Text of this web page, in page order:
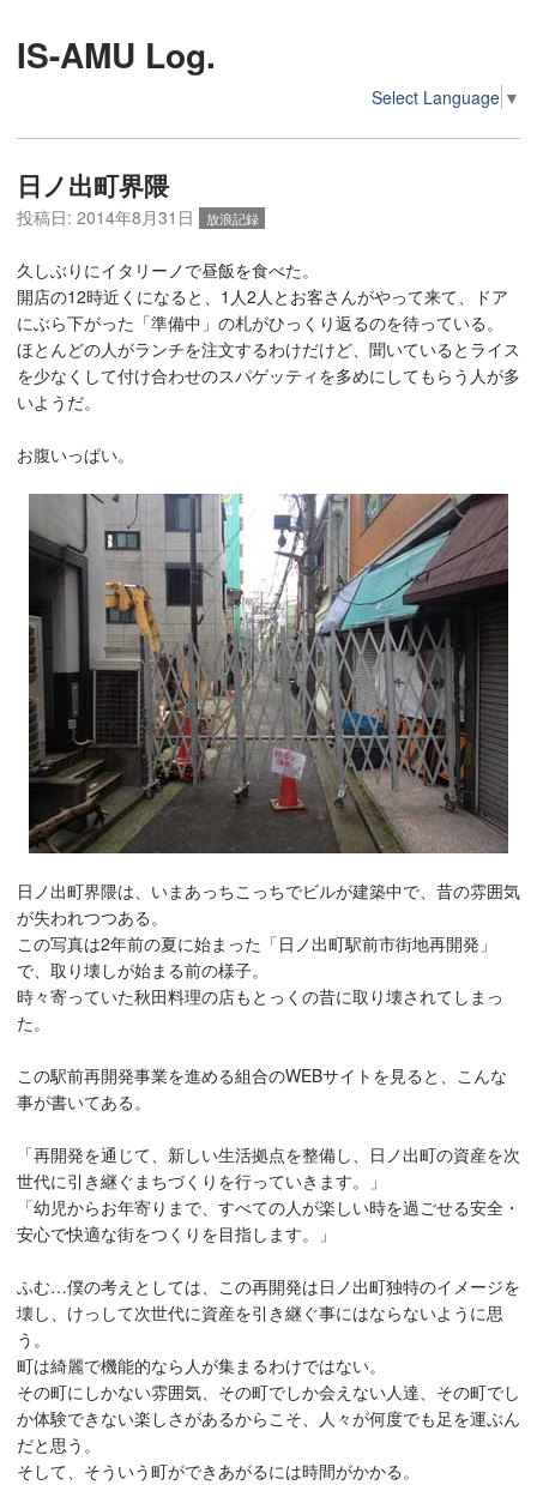
IS-AMU Log.
Select Language ▼
日ノ出町界隈
投稿日: 2014年8月31日 放浪記録
久しぶりにイタリーノで昼飯を食べた。
開店の12時近くになると、1人2人とお客さんがやって来て、ドア
にぶら下がった「準備中」の札がひっくり返るのを待っている。
ほとんどの人がランチを注文するわけだけど、聞いているとライス
を少なくして付け合わせのスパゲッティを多めにしてもらう人が多
いようだ。
お腹いっぱい。
日ノ出町界隈は、いまあっちこっちでビルが建築中で、昔の雰囲気
が失われつつある。
この写真は2年前の夏に始まった「日ノ出町駅前市街地再開発」
で、取り壊しが始まる前の様子。
時々寄っていた秋田料理の店もとっくの昔に取り壊されてしまっ
た。
この駅前再開発事業を進める組合のWEBサイトを見ると、こんな
事が書いてある。
「再開発を通じて、新しい生活拠点を整備し、日ノ出町の資産を次
世代に引き継ぐまちづくりを行っていきます。」
「幼児からお年寄りまで、すべての人が楽しい時を過ごせる安全・
安心で快適な街をつくりを目指します。」
ふむ…僕の考えとしては、この再開発は日ノ出町独特のイメージを
壊し、けっして次世代に資産を引き継ぐ事にはならないように思
う。
町は綺麗で機能的なら人が集まるわけではない。
その町にしかない雰囲気、その町でしか会えない人達、その町でし
か体験できない楽しさがあるからこそ、人々が何度でも足を運ぶん
だと思う。
そして、そういう町ができあがるには時間がかかる。